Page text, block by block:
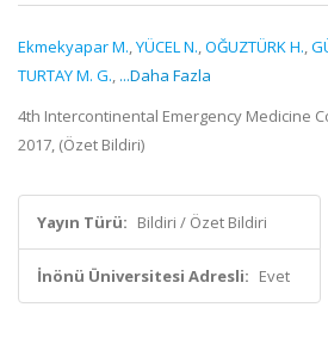
Ekmekyapar M.,YÜCEL N.,OĞUZTÜRK H.,
TURTAY M. G., ...Daha Fazla
4th Intercontinental Emergency Medicine
2017, (Özet Bildiri)
Yayın Türü: Bildiri / Özet Bildiri
İnönü Üniversitesi Adresli: Evet